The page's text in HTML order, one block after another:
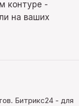
контуре -
на ваших
Битрикс24 - для